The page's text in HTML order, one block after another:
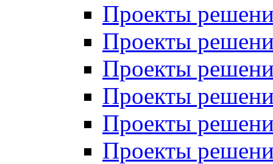
Проекты
Проекты
Проекты
Проекты
Проекты
Проекты